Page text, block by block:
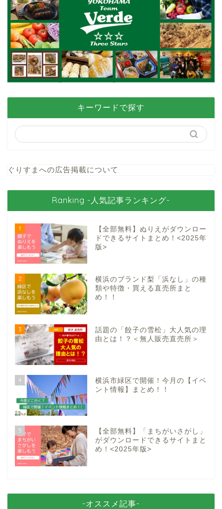
キーワードで探す
ぐりすまへの広告掲載について
Ranking -人気記事ランキング-
1
【全部無料】ぬりえがダウンロー
ドできるサイトまとめ！<2025年
版>
2
横浜のブランド梨「浜なし」の種
類や特徴・買える直売所まと
め！！
3
話題の「餃子の雪松」大人気の理
由とは！？＜無人販売直売所＞
4
横浜市緑区で開催！今月の【イベ
ント情報】まとめ！！
5
【全部無料】「まちがいさがし」
がダウンロードできるサイトまと
め！<2025年版>
-オススメ記事-